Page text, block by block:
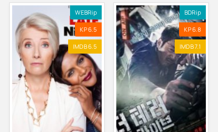
WEBRip
KP 6.5
IMDB 6.5
BDRip
KP 6.8
IMDB 7.1